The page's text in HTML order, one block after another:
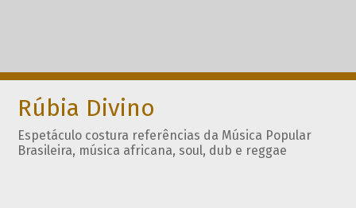
Rúbia Divino
Espetáculo costura referências da Música Popular
Brasileira, música africana, soul, dub e reggae